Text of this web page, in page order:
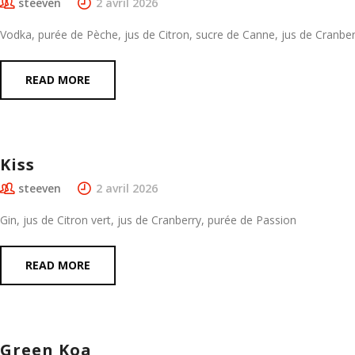
Vodka, purée de Pèche, jus de Citron, sucre de Canne, jus de
READ MORE
Kiss
steeven 2 avril 2026
Gin, jus de Citron vert, jus de Cranberry, purée de Passion
READ MORE
Green Koa